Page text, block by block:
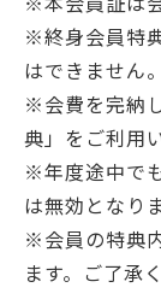
※終身会員特
はできません。
※会費を完納
典」をご利用
※年度途中で
は無効となりま
※会員の特典
ます。ご了承